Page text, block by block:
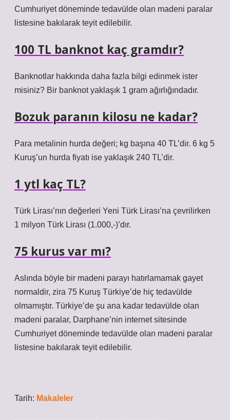
Cumhuriyet döneminde tedavülde olan madeni paralar
listesine bakılarak teyit edilebilir.
100 TL banknot kaç gramdır?
Banknotlar hakkında daha fazla bilgi edinmek ister
misiniz? Bir banknot yaklaşık 1 gram ağırlığındadır.
Bozuk paranın kilosu ne kadar?
Para metalinin hurda değeri; kg başına 40 TL’dir. 6 kg 5
Kuruş’un hurda fiyatı ise yaklaşık 240 TL’dir.
1 ytl kaç TL?
Türk Lirası’nın değerleri Yeni Türk Lirası’na çevrilirken
1 milyon Türk Lirası (1.000,-)’dır.
75 kurus var mı?
Aslında böyle bir madeni parayı hatırlamamak gayet
normaldir, zira 75 Kuruş Türkiye’de hiç tedavülde
olmamıştır. Türkiye’de şu ana kadar tedavülde olan
madeni paralar, Darphane’nin internet sitesinde
Cumhuriyet döneminde tedavülde olan madeni paralar
listesine bakılarak teyit edilebilir.
Tarih: Makaleler